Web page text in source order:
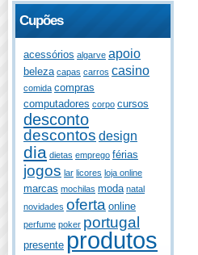
Cupões
acessórios algarve apoio
beleza capas carros casino
comida compras
computadores corpo cursos
desconto
descontos design
dia dietas emprego férias
jogos lar licores loja online
marcas mochilas moda natal
novidades oferta online
perfume poker portugal
presente produtos